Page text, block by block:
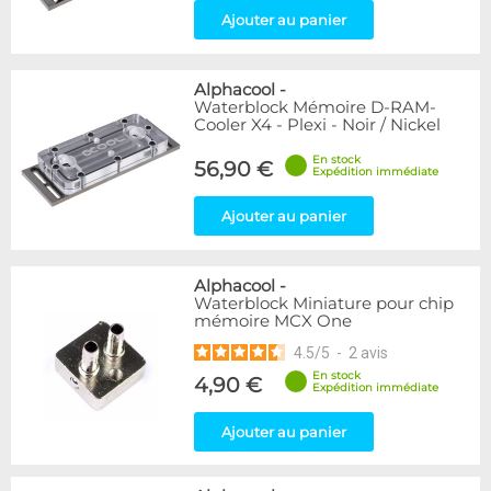
Ajouter au panier
Alphacool -
Waterblock Mémoire D-RAM-
Cooler X4 - Plexi - Noir / Nickel
56,90 €
En stock
Expédition immédiate
Ajouter au panier
Alphacool -
Waterblock Miniature pour chip
mémoire MCX One
4.5/5 - 2 avis
4,90 €
En stock
Expédition immédiate
Ajouter au panier